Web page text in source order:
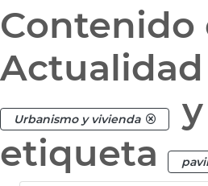
Contenido
Actualidad
Urbanismo y vivienda
y
etiqueta